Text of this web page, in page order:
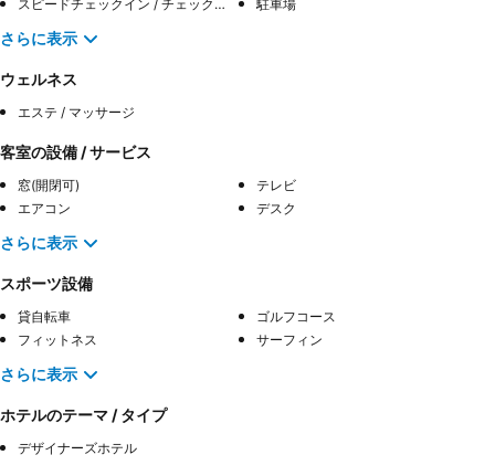
スピードチェックイン / チェックアウト 駐車場
さらに表示
ウェルネス
エステ / マッサージ
客室の設備 / サービス
窓(開閉可)
テレビ
エアコン
デスク
さらに表示
スポーツ設備
貸自転車
ゴルフコース
フィットネス
サーフィン
さらに表示
ホテルのテーマ / タイプ
デザイナーズホテル